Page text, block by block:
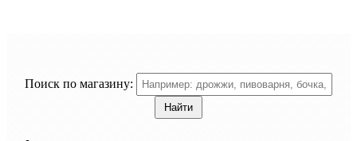
Поиск по магазину: